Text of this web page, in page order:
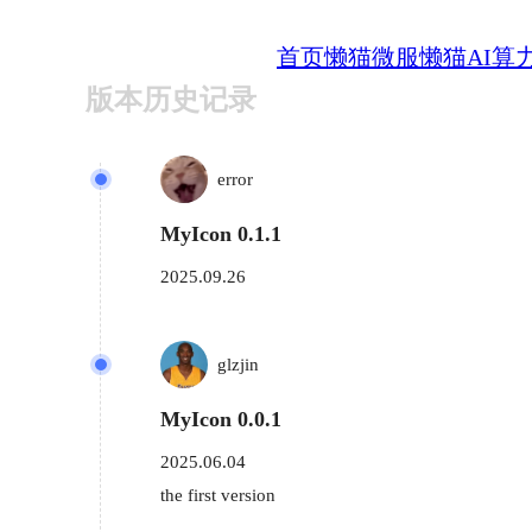
首页懒猫微服懒猫AI算
版本历史记录
error
MyIcon 0.1.1
2025.09.26
glzjin
MyIcon 0.0.1
2025.06.04
the first version